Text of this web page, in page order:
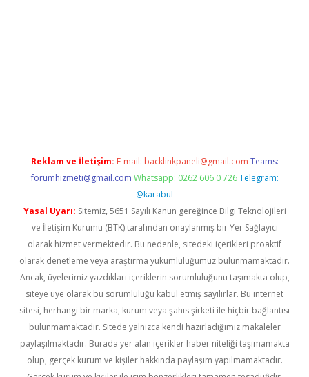
Reklam ve İletişim: E-mail: backlinkpaneli@gmail.com Teams:
forumhizmeti@gmail.com Whatsapp: 0262 606 0 726 Telegram:
@karabul
Yasal Uyarı: Sitemiz, 5651 Sayılı Kanun gereğince Bilgi Teknolojileri
ve İletişim Kurumu (BTK) tarafından onaylanmış bir Yer Sağlayıcı
olarak hizmet vermektedir. Bu nedenle, sitedeki içerikleri proaktif
olarak denetleme veya araştırma yükümlülüğümüz bulunmamaktadır.
Ancak, üyelerimiz yazdıkları içeriklerin sorumluluğunu taşımakta olup,
siteye üye olarak bu sorumluluğu kabul etmiş sayılırlar. Bu internet
sitesi, herhangi bir marka, kurum veya şahıs şirketi ile hiçbir bağlantısı
bulunmamaktadır. Sitede yalnızca kendi hazırladığımız makaleler
paylaşılmaktadır. Burada yer alan içerikler haber niteliği taşımamakta
olup, gerçek kurum ve kişiler hakkında paylaşım yapılmamaktadır.